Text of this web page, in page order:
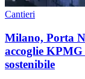
Cantieri
Milano, Porta
accoglie
sostenibile